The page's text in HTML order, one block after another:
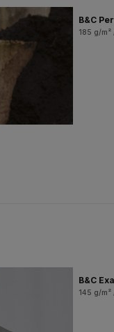
B&C
185 g/m²
B&C
145 g/m²